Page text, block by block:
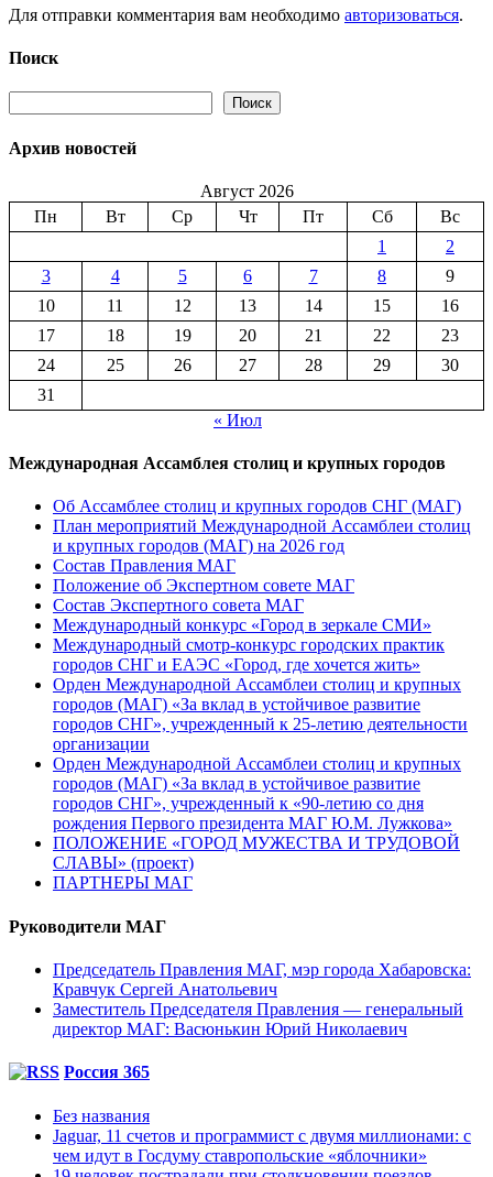
Для отправки комментария вам необходимо авторизоваться.
Поиск
Поиск
Архив новостей
Август 2026
Пн
Вт Ср Чт Пт Сб
Вс
1
2
3
4 5 6 7 8
9
10
11 12 13 14 15
16
17
18 19 20 21 22
23
24
25 26 27 28 29
30
31
« Июл
Международная Ассамблея столиц и крупных городов
Об Ассамблее столиц и крупных городов СНГ (МАГ)
План мероприятий Международной Ассамблеи столиц
и крупных городов (МАГ) на 2026 год
Состав Правления МАГ
Положение об Экспертном совете МАГ
Состав Экспертного совета МАГ
Международный конкурс «Город в зеркале СМИ»
Международный смотр-конкурс городских практик
городов СНГ и ЕАЭС «Город, где хочется жить»
Орден Международной Ассамблеи столиц и крупных
городов (МАГ) «За вклад в устойчивое развитие
городов СНГ», учрежденный к 25-летию деятельности
организации
Орден Международной Ассамблеи столиц и крупных
городов (МАГ) «За вклад в устойчивое развитие
городов СНГ», учрежденный к «90-летию со дня
рождения Первого президента МАГ Ю.М. Лужкова»
ПОЛОЖЕНИЕ «ГОРОД МУЖЕСТВА И ТРУДОВОЙ
СЛАВЫ» (проект)
ПАРТНЕРЫ МАГ
Руководители МАГ
Председатель Правления МАГ, мэр города Хабаровска:
Кравчук Сергей Анатольевич
Заместитель Председателя Правления — генеральный
директор МАГ: Васюнькин Юрий Николаевич
Россия 365
Без названия
Jaguar, 11 счетов и программист с двумя миллионами: с
чем идут в Госдуму ставропольские «яблочники»